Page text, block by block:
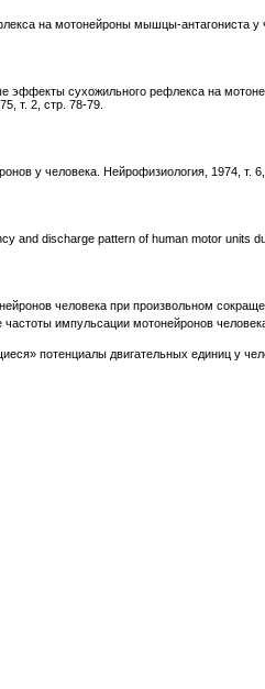
на мотонейроны мышцы-антагониста
эффекты сухожильного рефлекса на
т. 2, стр. 78-79.
у человека. Нейрофизиология, 1974, т.
and discharge pattern of human motor units
человека при произвольном
импульсации мотонейронов
потенциалы двигательных единиц у